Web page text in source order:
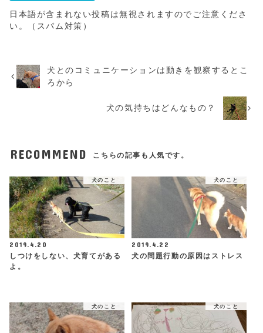
日本語が含まれない投稿は無視されますのでご注意くださ
い。（スパム対策）
犬とのコミュニケーションは動きを観察するとこ
ろから
犬の気持ちはどんなもの？
RECOMMEND こちらの記事も人気です。
犬のこと
2019.4.20
しつけをしない、犬育てがある
よ。
犬のこと
2019.4.22
犬の問題行動の原因はストレス
犬のこと 犬のこと